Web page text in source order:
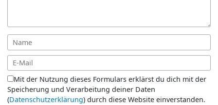
Mit der Nutzung dieses Formulars erklärst du dich mit der
Speicherung und Verarbeitung deiner Daten
(Datenschutzerklärung) durch diese Website einverstanden.